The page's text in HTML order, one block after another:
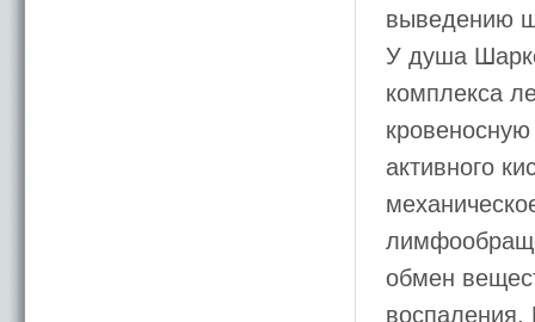
выведению
У душа
комплекса
активного
обмен
воспаления.